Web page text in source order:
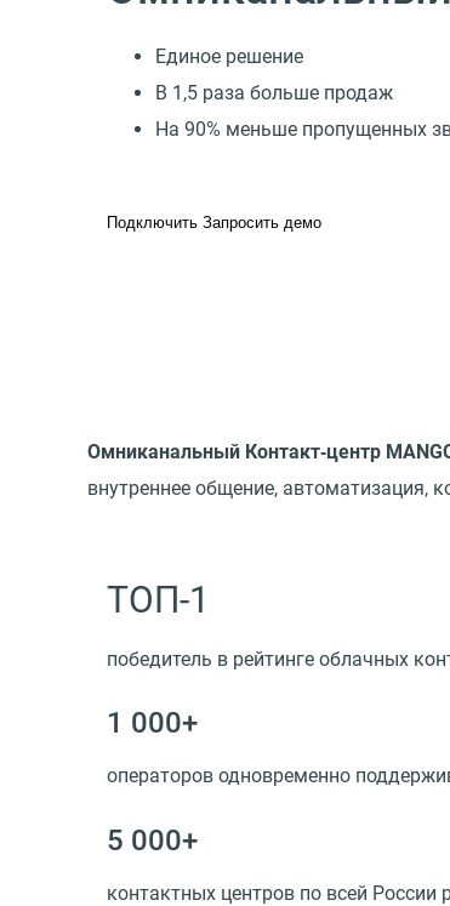
Единое решение
В 1,5 раза больше продаж
На 90% меньше пропущенных
Подключить Запросить демо
Омниканальный Контакт‑центр
внутреннее общение, автоматизация,
ТОП-1
победитель в рейтинге облачных
1 000+
операторов одновременно
5 000+
контактных центров по всей